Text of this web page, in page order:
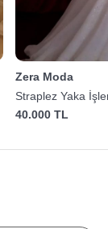
Zera Moda
Straplez Yaka
40.000 TL